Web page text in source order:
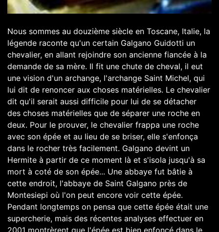
Nous sommes au douzième siècle en Toscane, Italie, la
légende raconte qu'un certain Galgano Guidotti un
chevalier, en allant rejoindre son ancienne fiancée à la
demande de sa mère. Il fit une chute de cheval, il eut
une vision d'un archange, l'archange Saint Michel, qui
lui dit de renoncer aux choses matérielles. Le chevalier
dit qu'il serait aussi difficile pour lui de se détacher
des choses matérielles que de séparer une roche en
deux. Pour le prouver, le chevalier frappa une roche
avec son épée et au lieu de se briser, elle s'enfonça
dans le rocher très facilement. Galgano devint un
Hermite à partir de ce moment là et s'isola jusqu'à sa
mort à coté de son épée... Une abbaye fut bâtie à
cette endroit, l'abbaye de Saint Galgano près de
Montesiepi où l'on peut encore voir cette épée.
Pendant longtemps on pensa que cette épée était une
supercherie, mais des récentes analyses effectuer en
2001 montrèrent que l'épée est bien enfoncé dans le